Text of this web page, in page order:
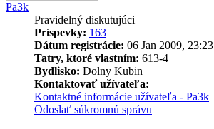
Pa3k
Pravidelný diskutujúci
Príspevky: 163
Dátum registrácie: 06 Jan 2009, 23:23
Tatry, ktoré vlastním: 613-4
Bydlisko: Dolny Kubin
Kontaktovať užívateľa:
Kontaktné informácie užívateľa - Pa3k
Odoslať súkromnú správu